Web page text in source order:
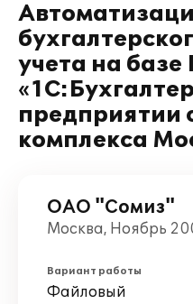
учета на
предприятии
комплекса
ОАО "Сомиз"
Москва, Ноябрь
Вариант работы
Файловый